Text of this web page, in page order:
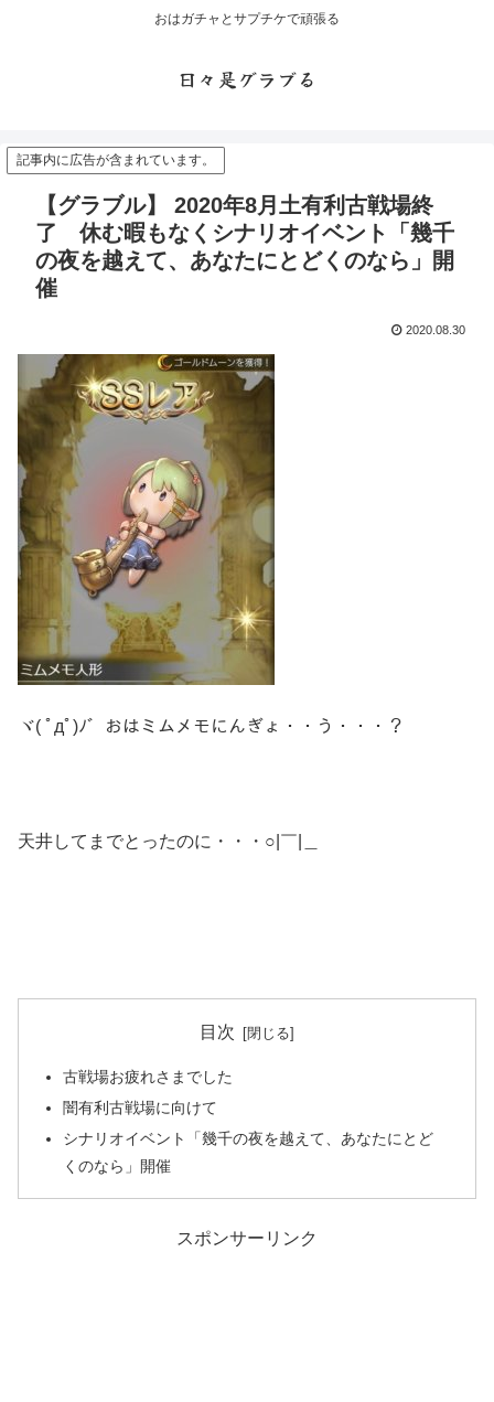
おはガチャとサプチケで頑張る
日々是グラブる
記事内に広告が含まれています。
【グラブル】 2020年8月土有利古戦場終
了 休む暇もなくシナリオイベント「幾千
の夜を越えて、あなたにとどくのなら」開
催
2020.08.30
ヾ( ﾟдﾟ)ﾉ゛おはミムメモにんぎょ・・う・・・？
天井してまでとったのに・・・○|￣|＿
目次
古戦場お疲れさまでした
闇有利古戦場に向けて
シナリオイベント「幾千の夜を越えて、あなたにとど
くのなら」開催
スポンサーリンク